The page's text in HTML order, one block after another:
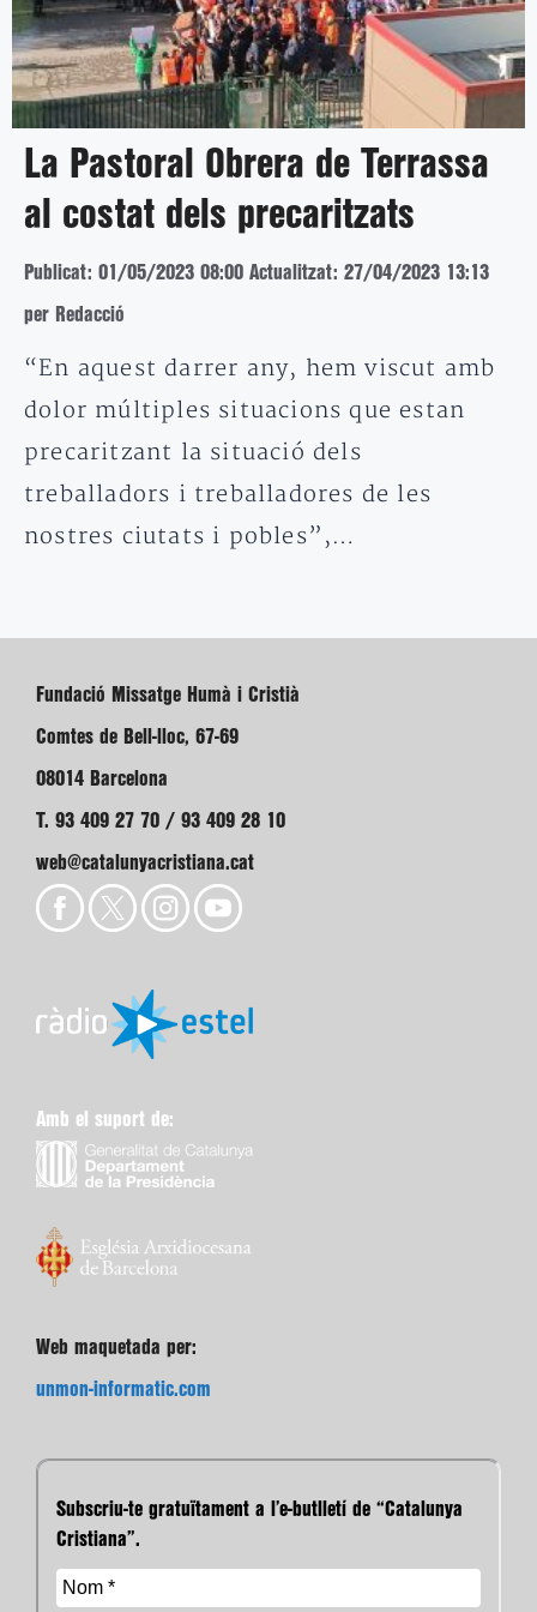
La Pastoral Obrera de Terrassa
al costat dels precaritzats
Publicat: 01/05/2023 08:00 Actualitzat: 27/04/2023 13:13
per Redacció
“En aquest darrer any, hem viscut amb
dolor múltiples situacions que estan
precaritzant la situació dels
treballadors i treballadores de les
nostres ciutats i pobles”,…
Fundació Missatge Humà i Cristià
Comtes de Bell-lloc, 67-69
08014 Barcelona
T. 93 409 27 70 / 93 409 28 10
web@catalunyacristiana.cat
Amb el suport de:
Web maquetada per:
unmon-informatic.com
Subscriu-te gratuïtament a l’e-butlletí de “Catalunya
Cristiana”.